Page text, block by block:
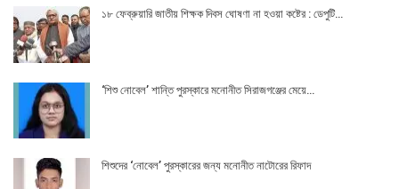
১৮ ফেব্রুয়ারি জাতীয় শিক্ষক দিবস ঘোষণা না হওয়া কষ্টের : ডেপুটি…
‘শিশু নোবেল’ শান্তি পুরস্কারে মনোনীত সিরাজগঞ্জের মেয়ে…
শিশুদের ‘নোবেল’ পুরস্কারের জন্য মনোনীত নাটোরের রিফাদ